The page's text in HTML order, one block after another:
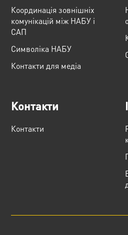
Координація зовнішніх
комунікацій між НАБУ і
САП
Cимволіка НАБУ
Контакти для медіа
Контакти
Контакти